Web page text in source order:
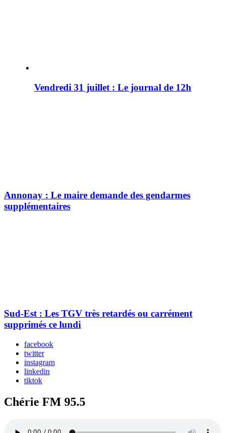
Vendredi 31 juillet : Le journal de 12h
Annonay : Le maire demande des gendarmes
supplémentaires
Sud-Est : Les TGV très retardés ou carrément
supprimés ce lundi
facebook
twitter
instagram
linkedin
tiktok
Chérie FM 95.5